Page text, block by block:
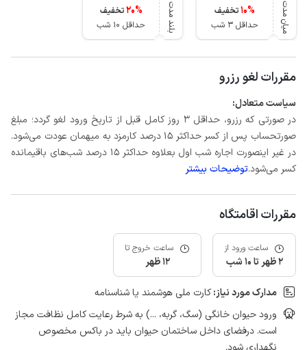
میان مدت 10%
تخفیف
حداقل 3 شب
بلند مدت 20%
تخفیف
حداقل 10 شب
مقررات لغو رزرو
سیاست متعادل:
در صورتی که رزرو، حداقل 3 روز کامل قبل از تاریخ ورود لغو گردد؛ مبلغ
صورتحساب پس از کسر حداکثر 15 درصد کارمزد به میهمان عودت می‌شود.
در غیر اینصورت اجاره شب اول بعلاوه حداکثر 15 درصد شب‌های باقیمانده
کسر می‌شود.توضیحات بیشتر
مقررات اقامتگاه
ساعت ورود از
2 ظهر تا 10 شب
ساعت خروج تا
12 ظهر
مدارک مورد نیاز:کارت ملی هوشمند یا شناسنامه
ورود حیوان خانگی (سگ، گربه، ...) به شرط رعایت کامل نظافت مجاز
است. درفضای داخل ساختمان حیوان باید در باکس مخصوص